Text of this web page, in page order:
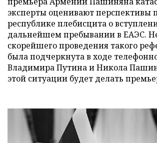
эксперты оценивают перспективы
республике плебисцита о
дальнейшем пребывании в ЕАЭС.
скорейшего проведения такого
была подчеркнута в ходе
Владимира Путина и Никола
этой ситуации будет делать